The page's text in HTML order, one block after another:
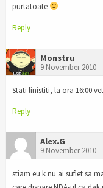
purtatoate
Reply
Monstru
9 November 2010
Stati linistiti, la ora 16:00
Reply
Alex.G
9 November 2010
stiam eu k nu ai suflet sa